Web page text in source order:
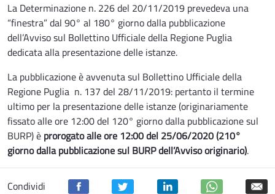
La Determinazione n. 226 del 20/11/2019 prevedeva una
“finestra” dal 90° al 180° giorno dalla pubblicazione
dell’Avviso sul Bollettino Ufficiale della Regione Puglia
dedicata alla presentazione delle istanze.
La pubblicazione è avvenuta sul Bollettino Ufficiale della
Regione Puglia n. 137 del 28/11/2019: pertanto il termine
ultimo per la presentazione delle istanze (originariamente
fissato alle ore 12:00 del 120° giorno dalla pubblicazione sul
BURP) è prorogato alle ore 12:00 del 25/06/2020 (210°
giorno dalla pubblicazione sul BURP dell’Avviso originario).
Condividi